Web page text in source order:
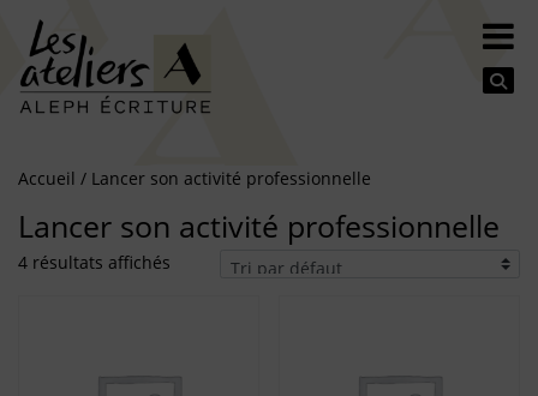
Accueil / Lancer son activité professionnelle
Lancer son activité professionnelle
4 résultats affichés